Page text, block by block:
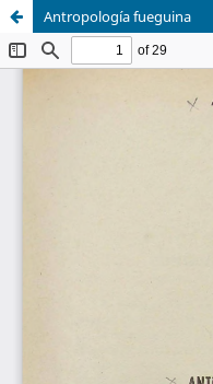
Antropología fueguina